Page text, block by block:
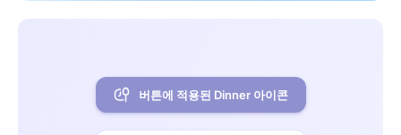
버튼에 적용된 Dinner 아이콘